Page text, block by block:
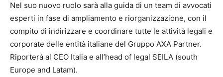
Nel suo nuovo ruolo sarà alla guida di un team di avvocati
esperti in fase di ampliamento e riorganizzazione, con il
compito di indirizzare e coordinare tutte le attività legali e
corporate delle entità italiane del Gruppo AXA Partner.
Riporterà al CEO Italia e all’head of legal SEILA (south
Europe and Latam).